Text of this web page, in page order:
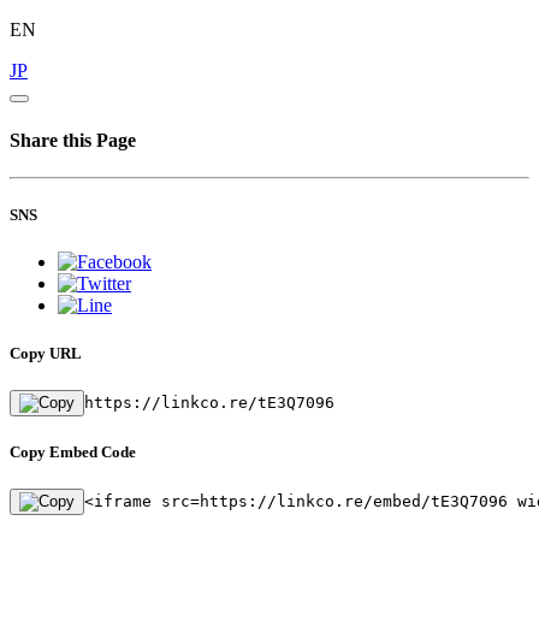
EN
JP
Share this Page
SNS
Copy URL
https://linkco.re/tE3Q7096
Copy Embed Code
<iframe src=https://linkco.re/embed/tE3Q7096